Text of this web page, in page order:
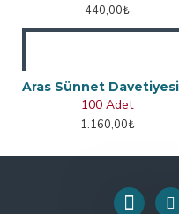
440,00₺
100 Adet
1.160,00₺